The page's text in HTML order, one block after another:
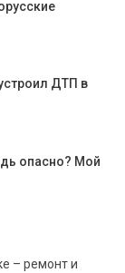
ДТП в
опасно? Мой
– ремонт и